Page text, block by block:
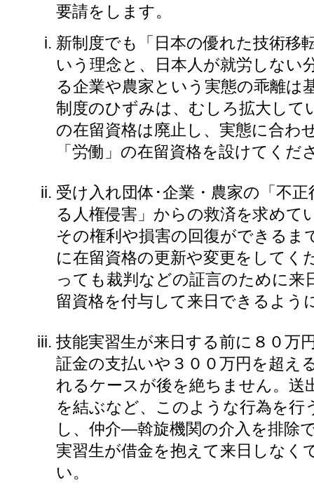
要請をします。
新制度でも「日本の優れた技術移
いう理念と、日本人が就労しない
る企業や農家という実態の乖離は
制度のひずみは、むしろ拡大して
の在留資格は廃止し、実態に合わ
「労働」の在留資格を設けてくだ
受け入れ団体･企業・農家の「不
る人権侵害」からの救済を求めて
その権利や損害の回復ができるま
に在留資格の更新や変更をしてく
っても裁判などの証言のために来
留資格を付与して来日できるよう
技能実習生が来日する前に８０万
証金の支払いや３００万円を超え
れるケースが後を絶ちません。送
を結ぶなど、このような行為を行
し、仲介―斡旋機関の介入を排除
実習生が借金を抱えて来日しなく
い。